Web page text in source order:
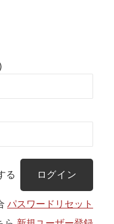
る
パスワードリセット